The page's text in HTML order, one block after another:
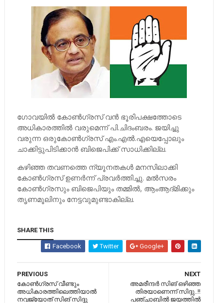
ഗോവയില്‍ കോണ്‍ഗ്രസ് വന്‍ ഭൂരിപക്ഷത്തോടെ
അധികാരത്തില്‍ വരുമെന്ന് പി.ചിദംബരം. ജയിച്ചു
വരുന്ന ഒരുകോണ്‍ഗ്രസ് എം.എല്‍.എയെപ്പോലും
ചാക്കിട്ടുപിടിക്കാന്‍ ബിജെപിക്ക് സാധിക്കില്ല.
കഴിഞ്ഞ തവണത്തെ ന്യൂനതകള്‍ മനസിലാക്കി
കോണ്‍ഗ്രസ് ഉണര്‍ന്ന് പ്രവര്‍ത്തിച്ചു. മല്‍സരം
കോണ്‍ഗ്രസും ബിജെപിയും തമ്മില്‍, ആംആദ്മിക്കും
തൃണമൂലിനും നേട്ടവുമുണ്ടാകില്ല.
SHARE THIS
Facebook Twitter Google+
NEXT
അമരീന്ദര്‍ സിങ് ഒഴിഞ്ഞ
തിരയാണെന്ന് സിദ്ദു..!!
പഞ്ചാബില്‍ ജയത്തില്‍
PREVIOUS
കോണ്‍ഗ്രസ് വീണ്ടും
അധികാരത്തിലെത്തിയാല്‍
നവജ്യോത് സിങ് സിദ്ദു